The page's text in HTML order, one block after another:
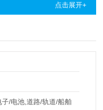
点击展开+
/电池,道路/轨道/船舶